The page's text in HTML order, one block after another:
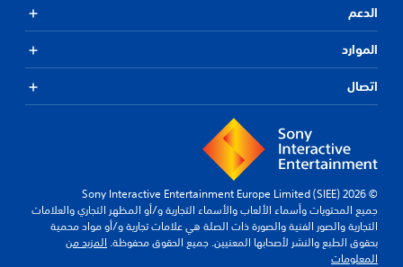
المحتويات وأسماء الألعاب والأسماء التجارية و/أو المظهر التجاري والعلامات
والصور الفنية والصورة ذات الصلة هي علامات تجارية و/أو مواد محمية
الطبع والنشر لأصحابها المعنيين. جميع الحقوق محفوظة.المزيد من